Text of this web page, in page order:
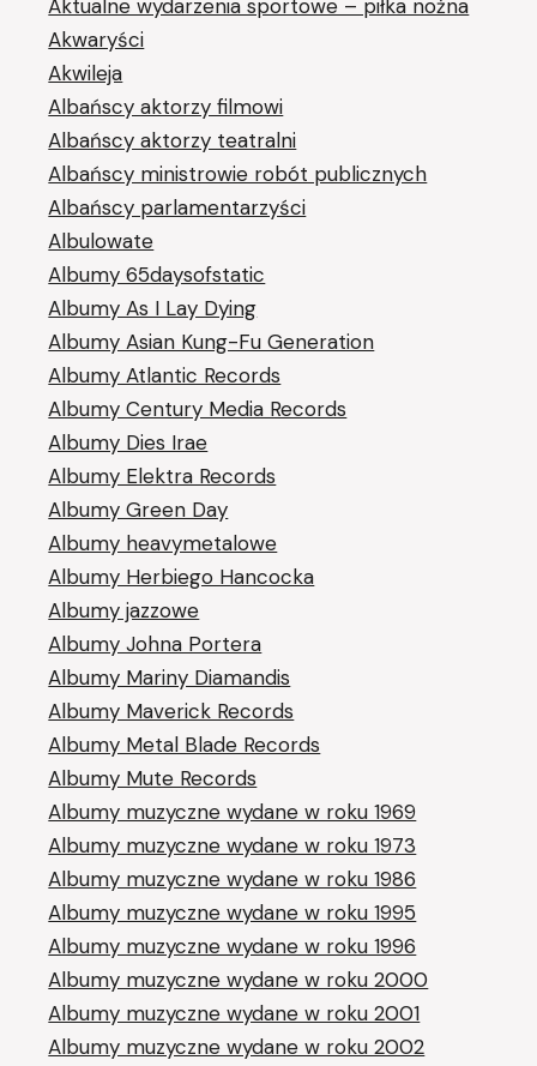
Aktualne wydarzenia sportowe – piłka nożna
Akwaryści
Akwileja
Albańscy aktorzy filmowi
Albańscy aktorzy teatralni
Albańscy ministrowie robót publicznych
Albańscy parlamentarzyści
Albulowate
Albumy 65daysofstatic
Albumy As I Lay Dying
Albumy Asian Kung-Fu Generation
Albumy Atlantic Records
Albumy Century Media Records
Albumy Dies Irae
Albumy Elektra Records
Albumy Green Day
Albumy heavymetalowe
Albumy Herbiego Hancocka
Albumy jazzowe
Albumy Johna Portera
Albumy Mariny Diamandis
Albumy Maverick Records
Albumy Metal Blade Records
Albumy Mute Records
Albumy muzyczne wydane w roku 1969
Albumy muzyczne wydane w roku 1973
Albumy muzyczne wydane w roku 1986
Albumy muzyczne wydane w roku 1995
Albumy muzyczne wydane w roku 1996
Albumy muzyczne wydane w roku 2000
Albumy muzyczne wydane w roku 2001
Albumy muzyczne wydane w roku 2002